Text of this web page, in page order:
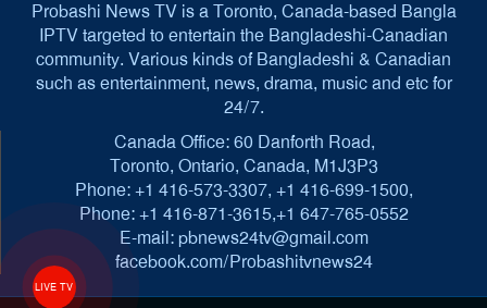
LIVE TV
Probashi News TV is a Toronto, Canada-based Bangla
IPTV targeted to entertain the Bangladeshi-Canadian
community. Various kinds of Bangladeshi & Canadian
such as entertainment, news, drama, music and etc for
24/7.
Canada Office: 60 Danforth Road,
Toronto, Ontario, Canada, M1J3P3
Phone: +1 416-573-3307, +1 416-699-1500,
Phone: +1 416-871-3615,+1 647-765-0552
E-mail: pbnews24tv@gmail.com
facebook.com/Probashitvnews24